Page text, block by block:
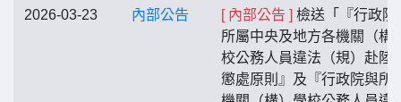
2026-03-23 內部公告 [ 內部公告 ] 檢送「『行政院
所屬中央及地方各機關（構
校公務人員違法（規）赴陸
懲處原則』及『行政院與所